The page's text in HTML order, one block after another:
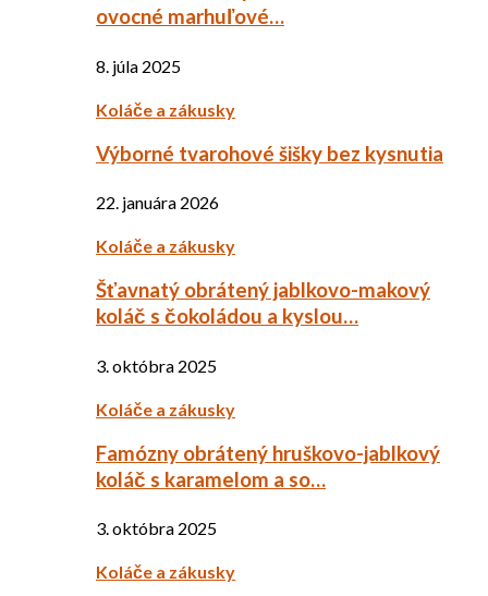
ovocné marhuľové…
8. júla 2025
Koláče a zákusky
Výborné tvarohové šišky bez kysnutia
22. januára 2026
Koláče a zákusky
Šťavnatý obrátený jablkovo-makový
koláč s čokoládou a kyslou…
3. októbra 2025
Koláče a zákusky
Famózny obrátený hruškovo-jablkový
koláč s karamelom a so…
3. októbra 2025
Koláče a zákusky